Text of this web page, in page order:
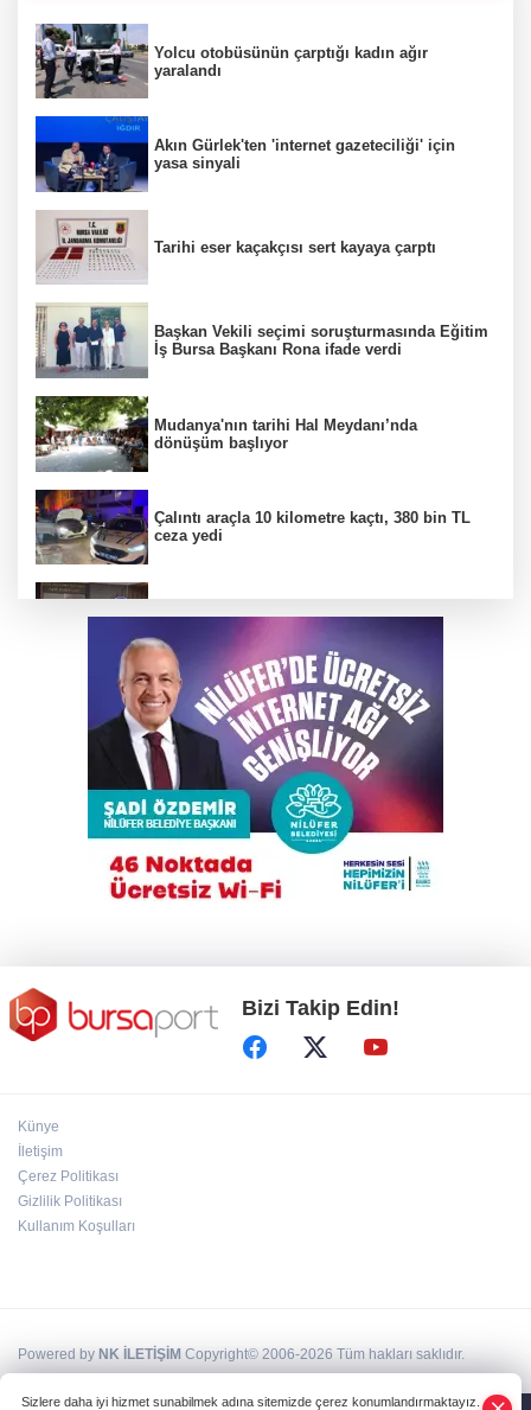
Yolcu otobüsünün çarptığı kadın ağır
yaralandı
Akın Gürlek'ten 'internet gazeteciliği' için
yasa sinyali
Tarihi eser kaçakçısı sert kayaya çarptı
Başkan Vekili seçimi soruşturmasında Eğitim
İş Bursa Başkanı Rona ifade verdi
Mudanya'nın tarihi Hal Meydanı’nda
dönüşüm başlıyor
Çalıntı araçla 10 kilometre kaçtı, 380 bin TL
ceza yedi
Bursa’da yasa dışı bahis operasyonu
BTSO Başkan Adayı Özer Matlı seçim
çalışmalarına Kapalıçarşı'dan başladı
Bursa'da tarlalık alanı ateşe veren şüpheli
yakalandı
DAĞDER ve BUMEV'den eğitim için güç
birliği
Bizi Takip Edin!
Künye
İletişim
Çerez Politikası
Gizlilik Politikası
Kullanım Koşulları
Powered by NK İLETİŞİM Copyright© 2006-2026 Tüm hakları saklıdır.
Sizlere daha iyi hizmet sunabilmek adına sitemizde çerez konumlandırmaktayız.